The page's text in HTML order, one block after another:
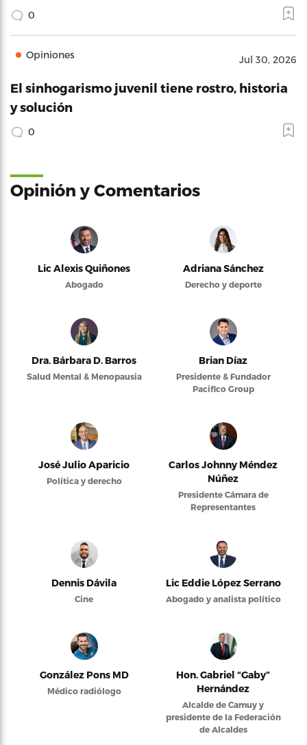
0
Opiniones Jul 30, 2026
El sinhogarismo juvenil tiene rostro, historia
y solución
0
Opinión y Comentarios
Lic Alexis Quiñones
Abogado
Adriana Sánchez
Derecho y deporte
Dra. Bárbara D. Barros
Salud Mental & Menopausia
Brian Díaz
Presidente & Fundador
Pacifico Group
José Julio Aparicio
Política y derecho
Carlos Johnny Méndez
Núñez
Presidente Cámara de
Representantes
Dennis Dávila
Cine
Lic Eddie López Serrano
Abogado y analista político
González Pons MD
Médico radiólogo
Hon. Gabriel “Gaby”
Hernández
Alcalde de Camuy y
presidente de la Federación
de Alcaldes